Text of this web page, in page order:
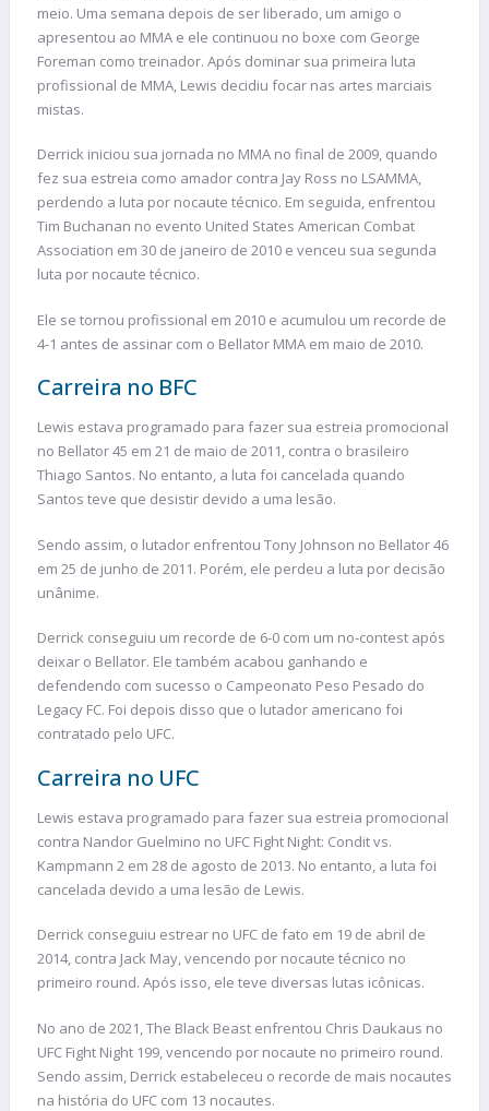
meio. Uma semana depois de ser liberado, um amigo o
apresentou ao MMA e ele continuou no boxe com George
Foreman como treinador. Após dominar sua primeira luta
profissional de MMA, Lewis decidiu focar nas artes marciais
mistas.
Derrick iniciou sua jornada no MMA no final de 2009, quando
fez sua estreia como amador contra Jay Ross no LSAMMA,
perdendo a luta por nocaute técnico. Em seguida, enfrentou
Tim Buchanan no evento United States American Combat
Association em 30 de janeiro de 2010 e venceu sua segunda
luta por nocaute técnico.
Ele se tornou profissional em 2010 e acumulou um recorde de
4-1 antes de assinar com o Bellator MMA em maio de 2010.
Carreira no BFC
Lewis estava programado para fazer sua estreia promocional
no Bellator 45 em 21 de maio de 2011, contra o brasileiro
Thiago Santos. No entanto, a luta foi cancelada quando
Santos teve que desistir devido a uma lesão.
Sendo assim, o lutador enfrentou Tony Johnson no Bellator 46
em 25 de junho de 2011. Porém, ele perdeu a luta por decisão
unânime.
Derrick conseguiu um recorde de 6-0 com um no-contest após
deixar o Bellator. Ele também acabou ganhando e
defendendo com sucesso o Campeonato Peso Pesado do
Legacy FC. Foi depois disso que o lutador americano foi
contratado pelo UFC.
Carreira no UFC
Lewis estava programado para fazer sua estreia promocional
contra Nandor Guelmino no UFC Fight Night: Condit vs.
Kampmann 2 em 28 de agosto de 2013. No entanto, a luta foi
cancelada devido a uma lesão de Lewis.
Derrick conseguiu estrear no UFC de fato em 19 de abril de
2014, contra Jack May, vencendo por nocaute técnico no
primeiro round. Após isso, ele teve diversas lutas icônicas.
No ano de 2021, The Black Beast enfrentou Chris Daukaus no
UFC Fight Night 199, vencendo por nocaute no primeiro round.
Sendo assim, Derrick estabeleceu o recorde de mais nocautes
na história do UFC com 13 nocautes.